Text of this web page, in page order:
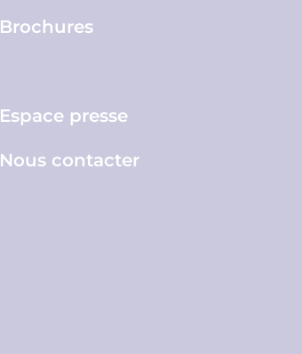
Brochures
Espace presse
Nous contacter